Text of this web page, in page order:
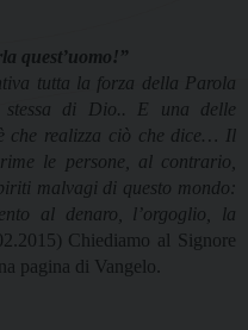
quest’uomo!”
tutta la forza della Parola
stessa di Dio.. E una delle
che realizza ciò che dice… Il
le persone, al contrario,
malvagi di questo mondo:
al denaro, l’orgoglio, la
Chiediamo al Signore
pagina di Vangelo.